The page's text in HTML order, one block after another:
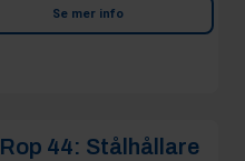
Se mer info
Rop 44: Stålhållare